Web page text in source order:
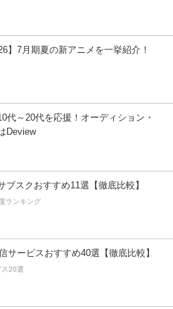
】7月期夏の新アニメを一挙紹介！
代～20代を応援！オーディション・
Deview
ブスクおすすめ11選【徹底比較】
ランキング
サービスおすすめ40選【徹底比較】
20選